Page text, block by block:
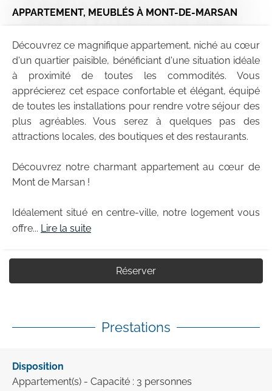
APPARTEMENT, MEUBLÉS À MONT-DE-MARSAN
Découvrez ce magnifique appartement, niché au cœur
d'un quartier paisible, bénéficiant d'une situation idéale
à proximité de toutes les commodités. Vous
apprécierez cet espace confortable et élégant, équipé
de toutes les installations pour rendre votre séjour des
plus agréables. Vous serez à quelques pas des
attractions locales, des boutiques et des restaurants.
Découvrez notre charmant appartement au cœur de
Mont de Marsan !
Idéalement situé en centre-ville, notre logement vous
offre... Lire la suite
Réserver
Prestations
Disposition
Appartement(s) - Capacité : 3 personnes